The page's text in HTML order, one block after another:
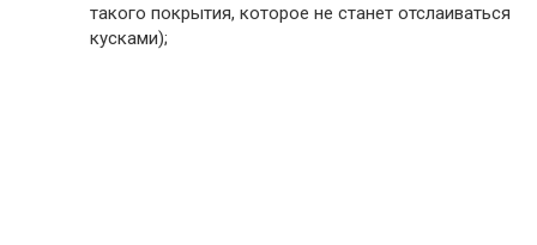
такого покрытия, которое не станет отслаиваться
кусками);